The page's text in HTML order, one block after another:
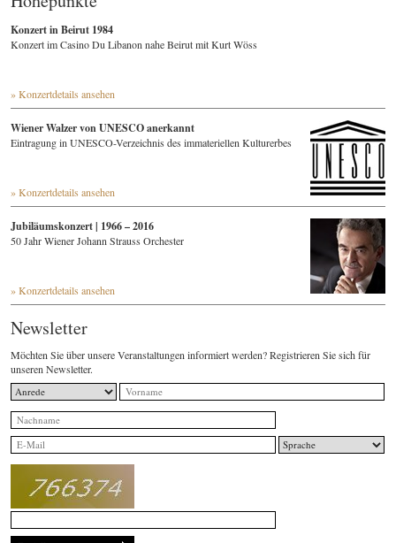
Konzert in Beirut 1984
Konzert im Casino Du Libanon nahe Beirut mit Kurt Wöss
» Konzertdetails ansehen
Wiener Walzer von UNESCO anerkannt
Eintragung in UNESCO-Verzeichnis des immateriellen Kulturerbes
» Konzertdetails ansehen
Jubiläumskonzert | 1966 – 2016
50 Jahr Wiener Johann Strauss Orchester
» Konzertdetails ansehen
Newsletter
Möchten Sie über unsere Veranstaltungen informiert werden? Registrieren Sie sich für
unseren Newsletter.